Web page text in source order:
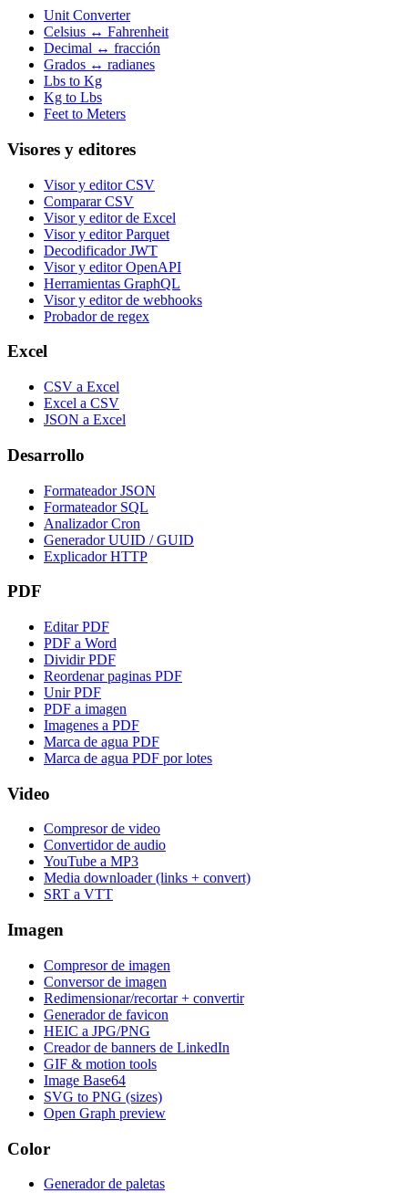
Unit Converter
Celsius ↔ Fahrenheit
Decimal ↔ fracción
Grados ↔ radianes
Lbs to Kg
Kg to Lbs
Feet to Meters
Visores y editores
Visor y editor CSV
Comparar CSV
Visor y editor de Excel
Visor y editor Parquet
Decodificador JWT
Visor y editor OpenAPI
Herramientas GraphQL
Visor y editor de webhooks
Probador de regex
Excel
CSV a Excel
Excel a CSV
JSON a Excel
Desarrollo
Formateador JSON
Formateador SQL
Analizador Cron
Generador UUID / GUID
Explicador HTTP
PDF
Editar PDF
PDF a Word
Dividir PDF
Reordenar paginas PDF
Unir PDF
PDF a imagen
Imagenes a PDF
Marca de agua PDF
Marca de agua PDF por lotes
Video
Compresor de video
Convertidor de audio
YouTube a MP3
Media downloader (links + convert)
SRT a VTT
Imagen
Compresor de imagen
Conversor de imagen
Redimensionar/recortar + convertir
Generador de favicon
HEIC a JPG/PNG
Creador de banners de LinkedIn
GIF & motion tools
Image Base64
SVG to PNG (sizes)
Open Graph preview
Color
Generador de paletas